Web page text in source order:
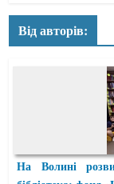
Від авторів:
На Волині